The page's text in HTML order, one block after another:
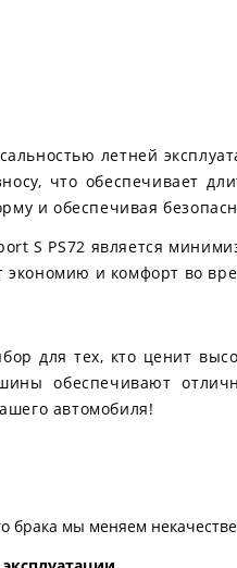
летней
что обеспечивает
и обеспечивая
S PS72 является
и комфорт во
для тех, кто ценит
обеспечивают
автомобиля!
брака мы меняем